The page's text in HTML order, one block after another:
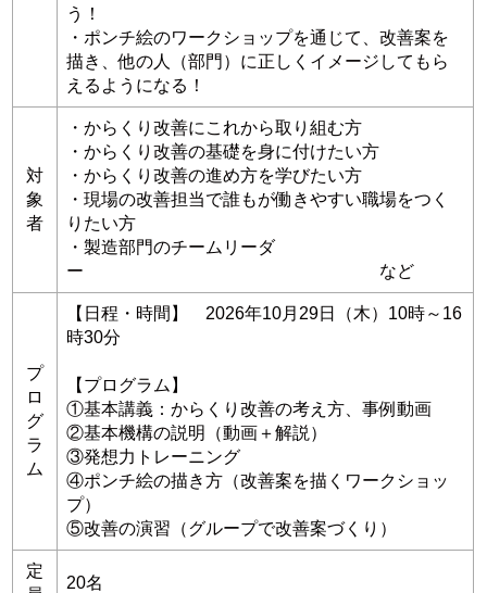
う！
・ポンチ絵のワークショップを通じて、改善案を
描き、他の人（部門）に正しくイメージしてもら
えるようになる！
対
象
者
・からくり改善にこれから取り組む方
・からくり改善の基礎を身に付けたい方
・からくり改善の進め方を学びたい方
・現場の改善担当で誰もが働きやすい職場をつく
りたい方
・製造部門のチームリーダ
ー など
プ
ロ
グ
ラ
ム
【日程・時間】 2026年10月29日（木）10時～16
時30分
【プログラム】
①基本講義：からくり改善の考え方、事例動画
②基本機構の説明（動画＋解説）
③発想力トレーニング
④ポンチ絵の描き方（改善案を描くワークショッ
プ）
⑤改善の演習（グループで改善案づくり）
定
20名